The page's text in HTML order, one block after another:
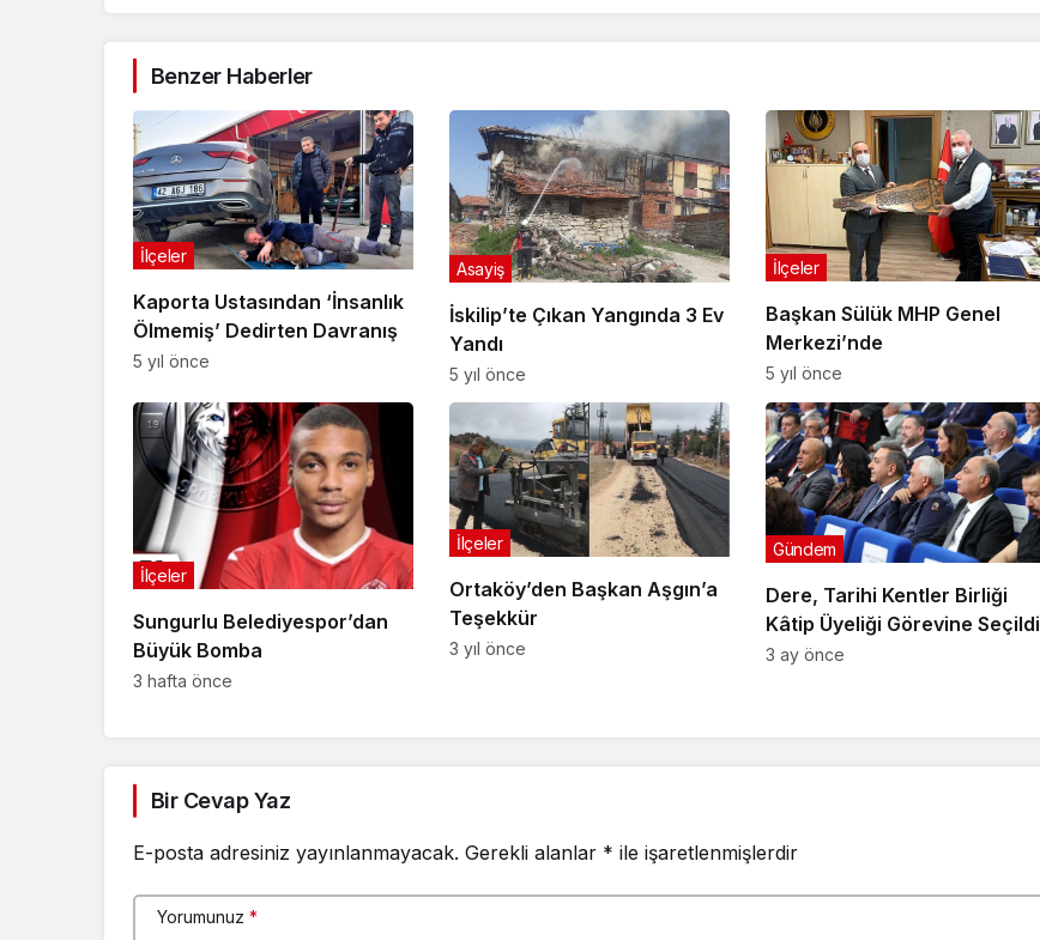
Benzer Haberler
Kaporta Ustasından ‘İnsanlık
Ölmemiş’ Dedirten Davranış
İlçeler
5 yıl önce
İskilip’te Çıkan Yangında 3 Ev
Yandı
Asayiş
5 yıl önce
Başkan Sülük MHP Genel
Merkezi’nde
İlçeler
5 yıl önce
Sungurlu Belediyespor’dan
Büyük Bomba
İlçeler
3 hafta önce
Ortaköy’den Başkan Aşgın’a
Teşekkür
İlçeler
3 yıl önce
Dere, Tarihi Kentler Birliği
Kâtip Üyeliği Görevine Seçildi
Gündem
3 ay önce
Bir Cevap Yaz
E-posta adresiniz yayınlanmayacak. Gerekli alanlar * ile işaretlenmişlerdir
Yorumunuz *